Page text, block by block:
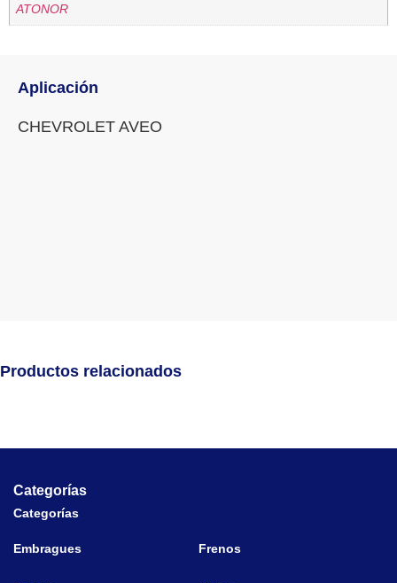
ATONOR
Aplicación
CHEVROLET AVEO
Productos relacionados
Categorías
Categorías
Embragues Frenos